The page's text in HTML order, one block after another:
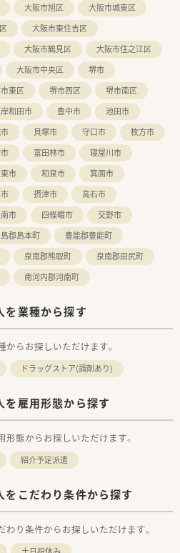
大阪市旭区
大阪市城東区
大阪市東住吉区
大阪市鶴見区
大阪市住之江区
大阪市中央区
堺市
東区 堺市西区
堺市南区
岸和田市 豊中市
池田市
貝塚市 守口市
枚方市
富田林市
寝屋川市
市 和泉市
箕面市
摂津市
高石市
市 四條畷市
交野市
郡島本町
豊能郡豊能町
泉南郡熊取町
泉南郡田尻町
南河内郡河南町
を業種から探す
らお探しいただけます。
ドラッグストア(調剤あり)
を雇用形態から探す
態からお探しいただけます。
紹介予定派遣
こだわり条件から探す
り条件からお探しいただけます。